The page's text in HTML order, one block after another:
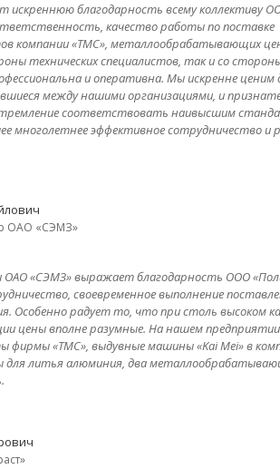
искреннюю благодарность всему коллективу
качество работы по поставке
компании «TMC», металлообрабатывающих
технических специалистов, так и со
и оперативна. Мы искренне ценим
между нашими организациями, и
соответствовать наивысшим
многолетнее эффективное сотрудничество и
ОАО «СЭМЗ»
ОАО «СЭМЗ» выражает благодарность ООО
своевременное выполнение
Особенно радует то, что при столь высоком
цены вполне разумные. На нашем
«ТМС», выдувные машины «Kai Mei» в
для литья алюминия, два